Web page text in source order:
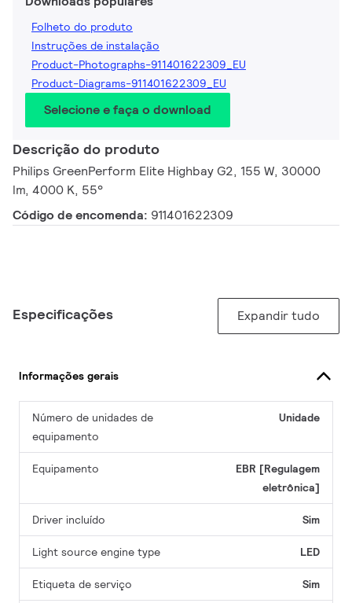
Folheto do produto
Instruções de instalação
Product-Photographs-911401622309_EU
Product-Diagrams-911401622309_EU
Selecione e faça o download
Descrição do produto
Philips GreenPerform Elite Highbay G2, 155 W, 30000
lm, 4000 K, 55°
Código de encomenda: 911401622309
Especificações Expandir tudo
Informações gerais
Número de unidades de
equipamento
Unidade
Equipamento
EBR [Regulagem
eletrônica]
Driver incluído Sim
Light source engine type LED
Etiqueta de serviço Sim